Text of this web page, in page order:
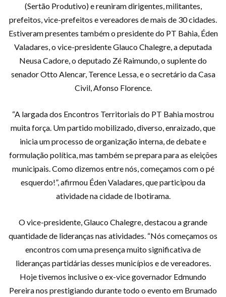
(Sertão Produtivo) e reuniram dirigentes, militantes,
prefeitos, vice-prefeitos e vereadores de mais de 30 cidades.
Estiveram presentes também o presidente do PT Bahia, Éden
Valadares, o vice-presidente Glauco Chalegre, a deputada
Neusa Cadore, o deputado Zé Raimundo, o suplente do
senador Otto Alencar, Terence Lessa, e o secretário da Casa
Civil, Afonso Florence.
“A largada dos Encontros Territoriais do PT Bahia mostrou
muita força. Um partido mobilizado, diverso, enraizado, que
inicia um processo de organização interna, de debate e
formulação política, mas também se prepara para as eleições
municipais. Como dizemos entre nós, começamos com o pé
esquerdo!”, afirmou Éden Valadares, que participou da
atividade na cidade de Ibotirama.
O vice-presidente, Glauco Chalegre, destacou a grande
quantidade de lideranças nas atividades. “Nós começamos os
encontros com uma presença muito significativa de
lideranças partidárias desses municípios e de vereadores.
Hoje tivemos inclusive o ex-vice governador Edmundo
Pereira nos prestigiando durante todo o evento em Brumado